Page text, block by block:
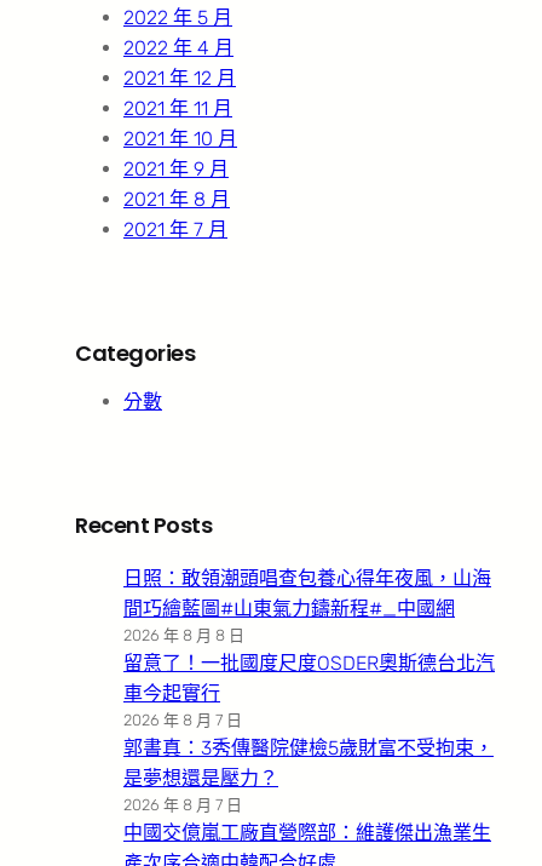
2022 年 5 月
2022 年 4 月
2021 年 12 月
2021 年 11 月
2021 年 10 月
2021 年 9 月
2021 年 8 月
2021 年 7 月
Categories
分數
Recent Posts
日照：敢領潮頭唱查包養心得年夜風，山海
間巧繪藍圖#山東氣力鑄新程#_中國網
2026 年 8 月 8 日
留意了！一批國度尺度OSDER奧斯德台北汽
車今起實行
2026 年 8 月 7 日
郭書真：3秀傳醫院健檢5歲財富不受拘束，
是夢想還是壓力？
2026 年 8 月 7 日
中國交億嵐工廠直營際部：維護傑出漁業生